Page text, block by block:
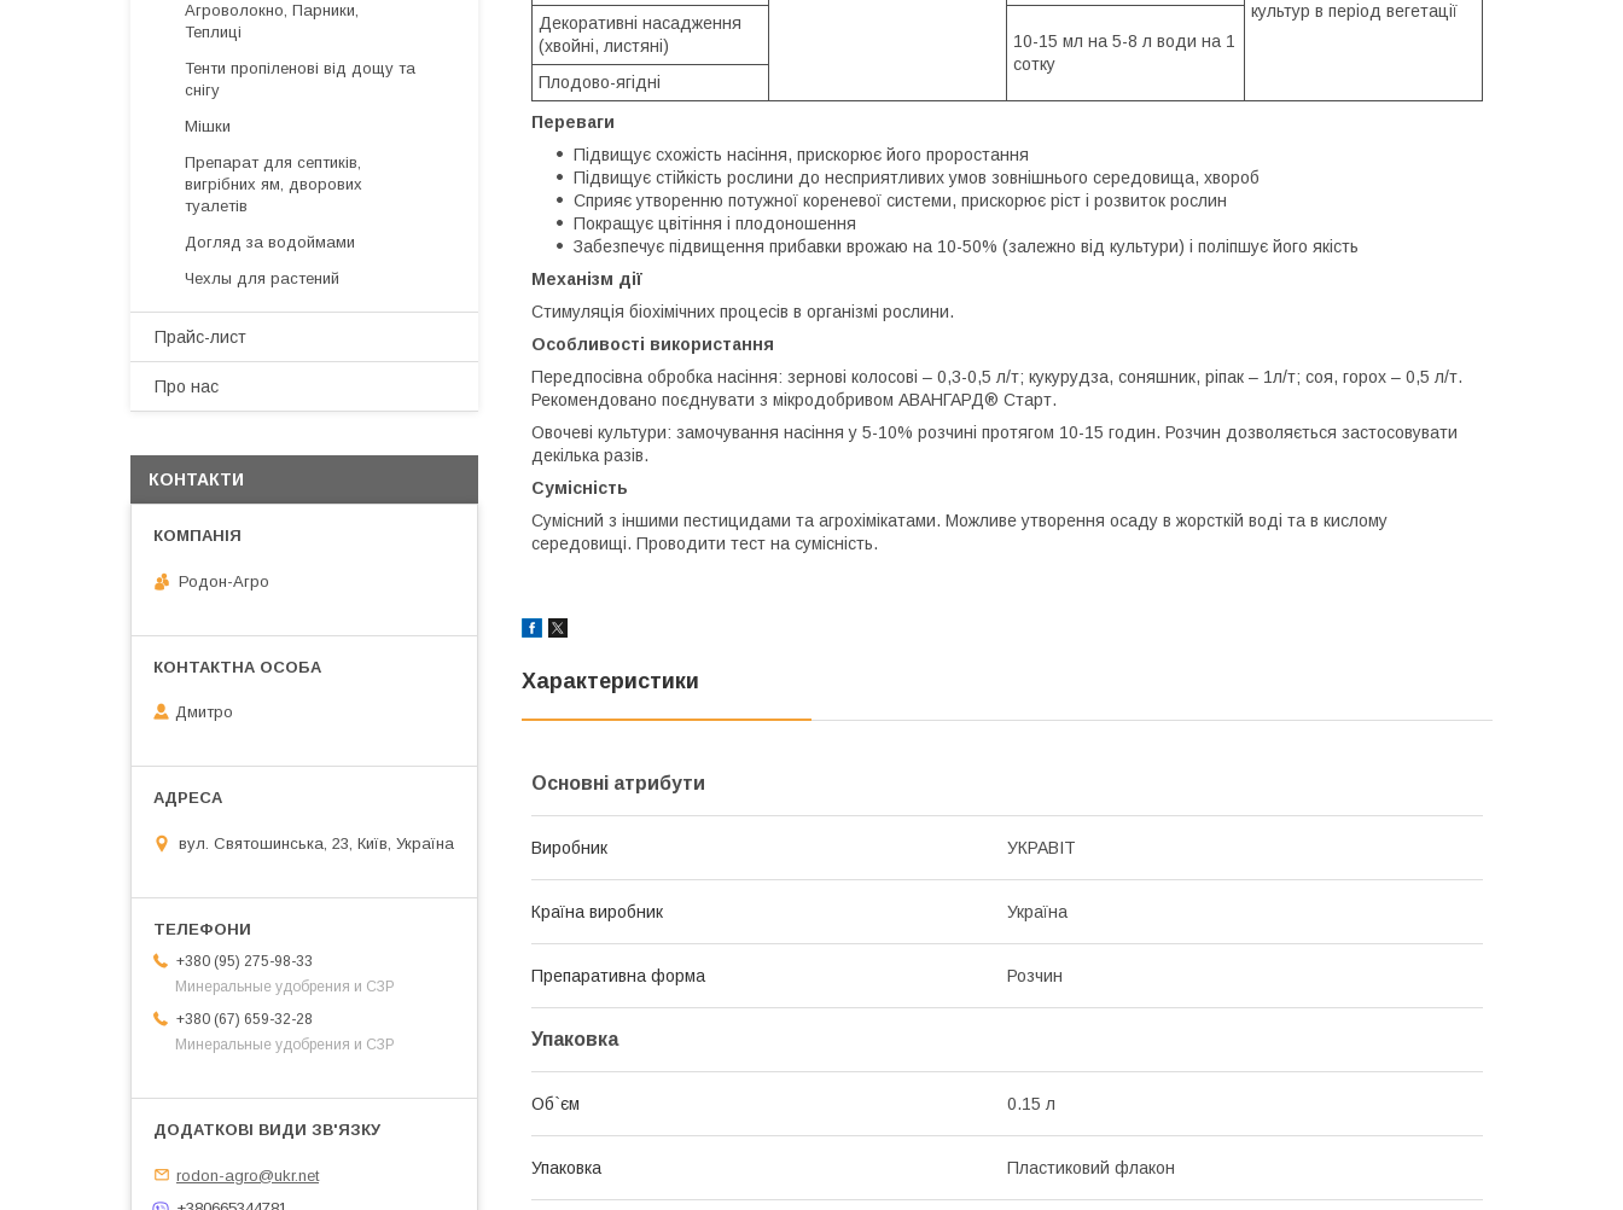
культур в період вегетації
Декоративні насадження
(хвойні, листяні)
10-15 мл на 5-8 л води на 1
сотку
Плодово-ягідні
Переваги
Підвищує схожість насіння, прискорює його проростання
Підвищує стійкість рослини до несприятливих умов зовнішнього середовища, хвороб
Сприяє утворенню потужної кореневої системи, прискорює ріст і розвиток рослин
Покращує цвітіння і плодоношення
Забезпечує підвищення прибавки врожаю на 10-50% (залежно від культури) і поліпшує його якість
Механізм дії
Стимуляція біохімічних процесів в організмі рослини.
Особливості використання
Передпосівна обробка насіння: зернові колосові – 0,3-0,5 л/т; кукурудза, соняшник, ріпак – 1л/т; соя, горох – 0,5 л/т.
Рекомендовано поєднувати з мікродобривом АВАНГАРД® Старт.
Овочеві культури: замочування насіння у 5-10% розчині протягом 10-15 годин. Розчин дозволяється застосовувати
декілька разів.
Сумісність
Сумісний з іншими пестицидами та агрохімікатами. Можливе утворення осаду в жорсткій воді та в кислому
середовищі. Проводити тест на сумісність.
Характеристики
Основні атрибути
Виробник УКРАВІТ
Країна виробник Україна
Препаративна форма Розчин
Упаковка
Об`єм 0.15 л
Упаковка Пластиковий флакон
Агроволокно, Парники,
Теплиці
Тенти пропіленові від дощу та
снігу
Мішки
Препарат для септиків,
вигрібних ям, дворових
туалетів
Догляд за водоймами
Чехлы для растений
Прайс-лист
Про нас
КОНТАКТИ
Родон-Агро
Дмитро
вул. Святошинська, 23, Київ, Україна
+380 (95) 275-98-33
Минеральные удобрения и СЗР
+380 (67) 659-32-28
Минеральные удобрения и СЗР
rodon-agro@ukr.net